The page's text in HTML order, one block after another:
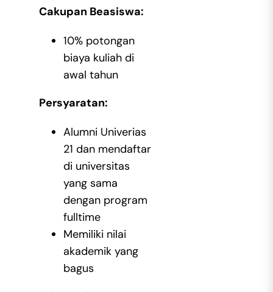
Cakupan Beasiswa:
10% potongan
biaya kuliah di
awal tahun
Persyaratan:
Alumni Univerias
21 dan mendaftar
di universitas
yang sama
dengan program
fulltime
Memiliki nilai
akademik yang
bagus